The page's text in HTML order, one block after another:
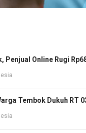
Penjual Online Rugi
Tembok Dukuh RT